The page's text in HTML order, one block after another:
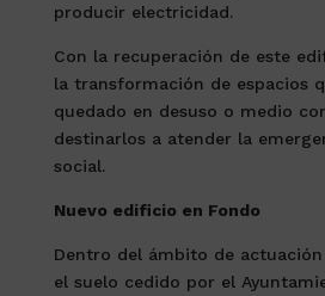
producir electricidad.
Con la recuperación de este
la transformación de espacios
quedado en desuso o medio
destinarlos a atender la
social.
Nuevo edificio en Fondo
Dentro del ámbito de
el suelo cedido por el